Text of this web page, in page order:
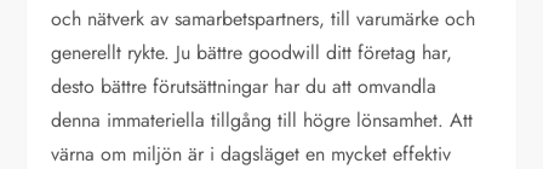
och nätverk av samarbetspartners, till varumärke och
generellt rykte. Ju bättre goodwill ditt företag har,
desto bättre förutsättningar har du att omvandla
denna immateriella tillgång till högre lönsamhet. Att
värna om miljön är i dagsläget en mycket effektiv